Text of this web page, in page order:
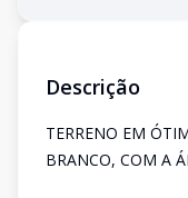
Descrição
TERRENO EM
BRANCO, COM A